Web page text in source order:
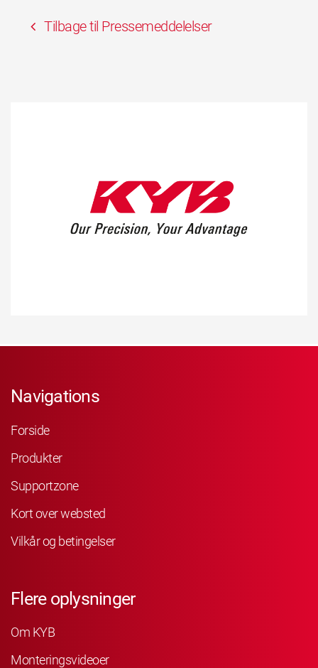
Tilbage til Pressemeddelelser
Navigations
Forside
Produkter
Supportzone
Kort over websted
Vilkår og betingelser
Flere oplysninger
Om KYB
Monteringsvideoer